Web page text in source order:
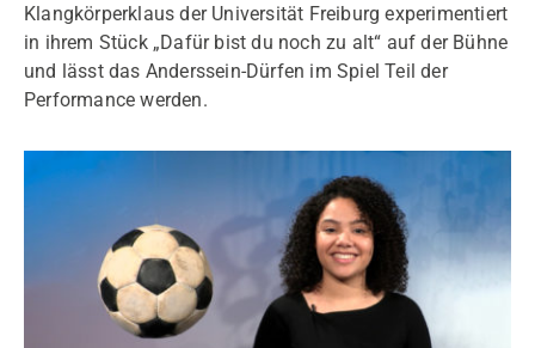
Klangkörperklaus der Universität Freiburg experimentiert
in ihrem Stück „Dafür bist du noch zu alt“ auf der Bühne
und lässt das Anderssein-Dürfen im Spiel Teil der
Performance werden.